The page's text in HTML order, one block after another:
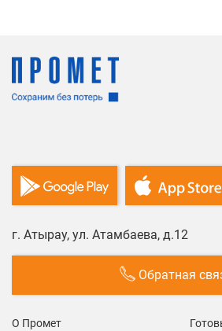
г. Атырау, ул. Атамбаева, д.12
Обратная
О Промет